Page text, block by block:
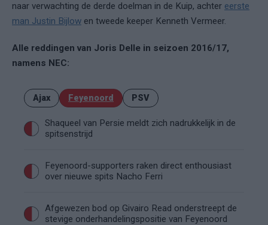
naar verwachting de derde doelman in de Kuip, achter eerste
man Justin Bijlow en tweede keeper Kenneth Vermeer.
Alle reddingen van Joris Delle in seizoen 2016/17,
namens NEC:
Ajax Feyenoord PSV
Shaqueel van Persie meldt zich nadrukkelijk in de
spitsenstrijd
Feyenoord-supporters raken direct enthousiast
over nieuwe spits Nacho Ferri
Afgewezen bod op Givairo Read onderstreept de
stevige onderhandelingspositie van Feyenoord